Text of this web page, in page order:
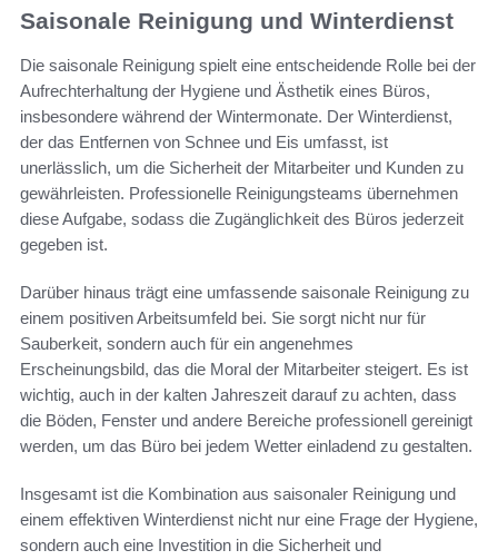
Saisonale Reinigung und Winterdienst
Die saisonale Reinigung spielt eine entscheidende Rolle bei der
Aufrechterhaltung der Hygiene und Ästhetik eines Büros,
insbesondere während der Wintermonate. Der Winterdienst,
der das Entfernen von Schnee und Eis umfasst, ist
unerlässlich, um die Sicherheit der Mitarbeiter und Kunden zu
gewährleisten. Professionelle Reinigungsteams übernehmen
diese Aufgabe, sodass die Zugänglichkeit des Büros jederzeit
gegeben ist.
Darüber hinaus trägt eine umfassende saisonale Reinigung zu
einem positiven Arbeitsumfeld bei. Sie sorgt nicht nur für
Sauberkeit, sondern auch für ein angenehmes
Erscheinungsbild, das die Moral der Mitarbeiter steigert. Es ist
wichtig, auch in der kalten Jahreszeit darauf zu achten, dass
die Böden, Fenster und andere Bereiche professionell gereinigt
werden, um das Büro bei jedem Wetter einladend zu gestalten.
Insgesamt ist die Kombination aus saisonaler Reinigung und
einem effektiven Winterdienst nicht nur eine Frage der Hygiene,
sondern auch eine Investition in die Sicherheit und